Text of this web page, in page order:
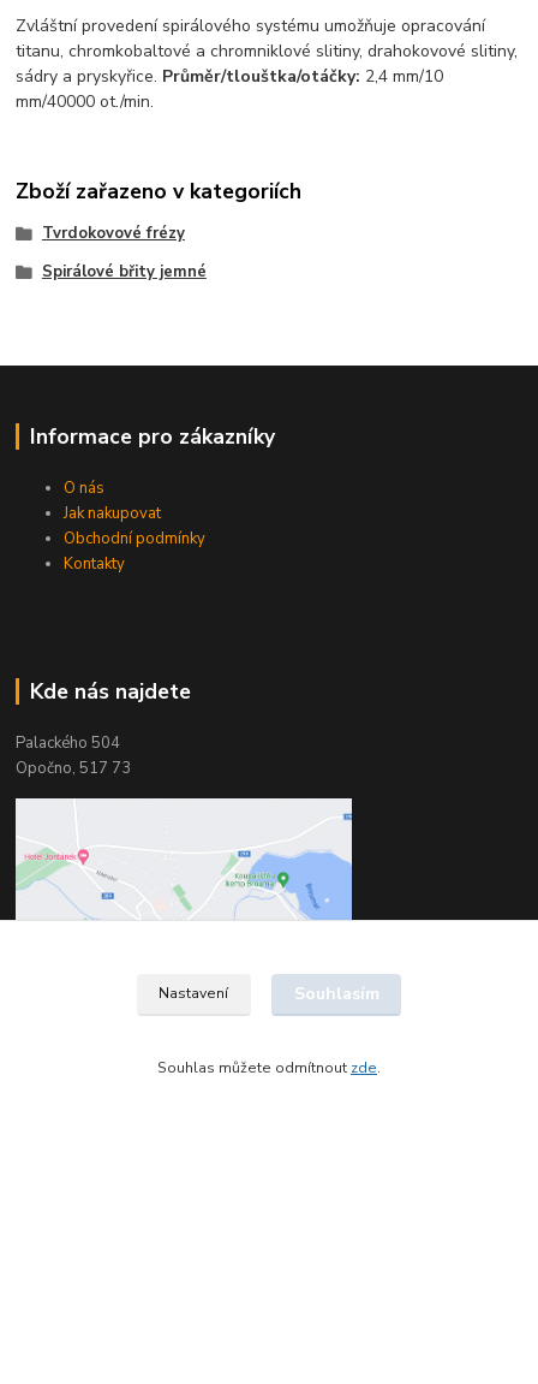
Zvláštní provedení spirálového systému umožňuje opracování
titanu, chromkobaltové a chromniklové slitiny, drahokovové slitiny,
sádry a pryskyřice. Průměr/tlouštka/otáčky: 2,4 mm/10
mm/40000 ot./min.
Zboží zařazeno v kategoriích
Tvrdokovové frézy
Spirálové břity jemné
Informace pro zákazníky
O nás
Jak nakupovat
Obchodní podmínky
Kontakty
Kde nás najdete
Palackého 504
Opočno, 517 73
Nastavení Souhlasím
Souhlas můžete odmítnout zde.